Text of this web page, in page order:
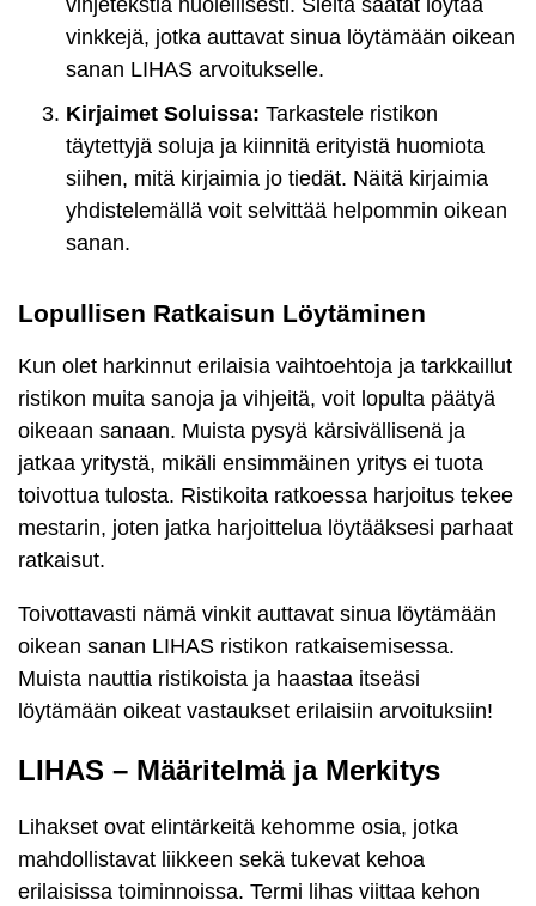
vihjetekstiä huolellisesti. Sieltä saatat löytää
vinkkejä, jotka auttavat sinua löytämään oikean
sanan LIHAS arvoitukselle.
Kirjaimet Soluissa: Tarkastele ristikon
täytettyjä soluja ja kiinnitä erityistä huomiota
siihen, mitä kirjaimia jo tiedät. Näitä kirjaimia
yhdistelemällä voit selvittää helpommin oikean
sanan.
Lopullisen Ratkaisun Löytäminen
Kun olet harkinnut erilaisia vaihtoehtoja ja tarkkaillut
ristikon muita sanoja ja vihjeitä, voit lopulta päätyä
oikeaan sanaan. Muista pysyä kärsivällisenä ja
jatkaa yritystä, mikäli ensimmäinen yritys ei tuota
toivottua tulosta. Ristikoita ratkoessa harjoitus tekee
mestarin, joten jatka harjoittelua löytääksesi parhaat
ratkaisut.
Toivottavasti nämä vinkit auttavat sinua löytämään
oikean sanan LIHAS ristikon ratkaisemisessa.
Muista nauttia ristikoista ja haastaa itseäsi
löytämään oikeat vastaukset erilaisiin arvoituksiin!
LIHAS – Määritelmä ja Merkitys
Lihakset ovat elintärkeitä kehomme osia, jotka
mahdollistavat liikkeen sekä tukevat kehoa
erilaisissa toiminnoissa. Termi lihas viittaa kehon